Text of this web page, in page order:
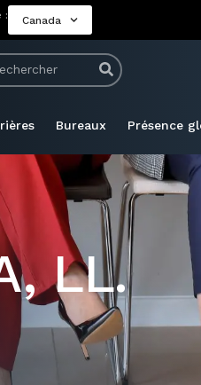
: Canada
Bureaux Présence
LL.